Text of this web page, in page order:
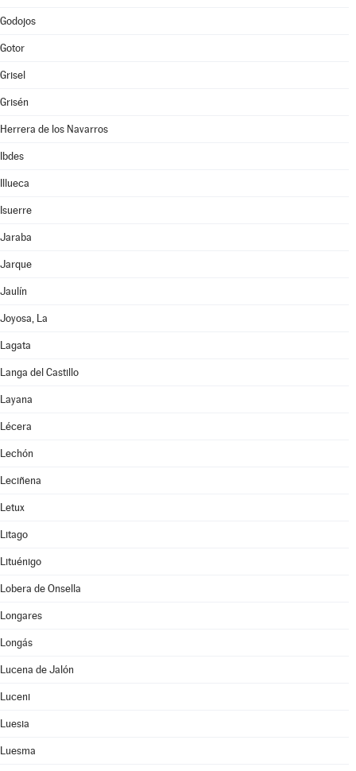
Godojos
Gotor
Grisel
Grisén
Herrera de los Navarros
Ibdes
Illueca
Isuerre
Jaraba
Jarque
Jaulín
Joyosa, La
Lagata
Langa del Castillo
Layana
Lécera
Lechón
Leciñena
Letux
Litago
Lituénigo
Lobera de Onsella
Longares
Longás
Lucena de Jalón
Luceni
Luesia
Luesma